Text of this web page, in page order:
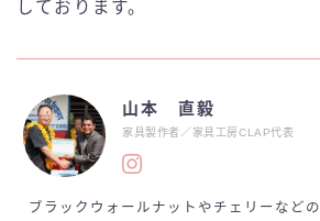
しております。
山本 直毅
家具製作者／家具工房CLAP代表
ブラックウォールナットやチェリーなど